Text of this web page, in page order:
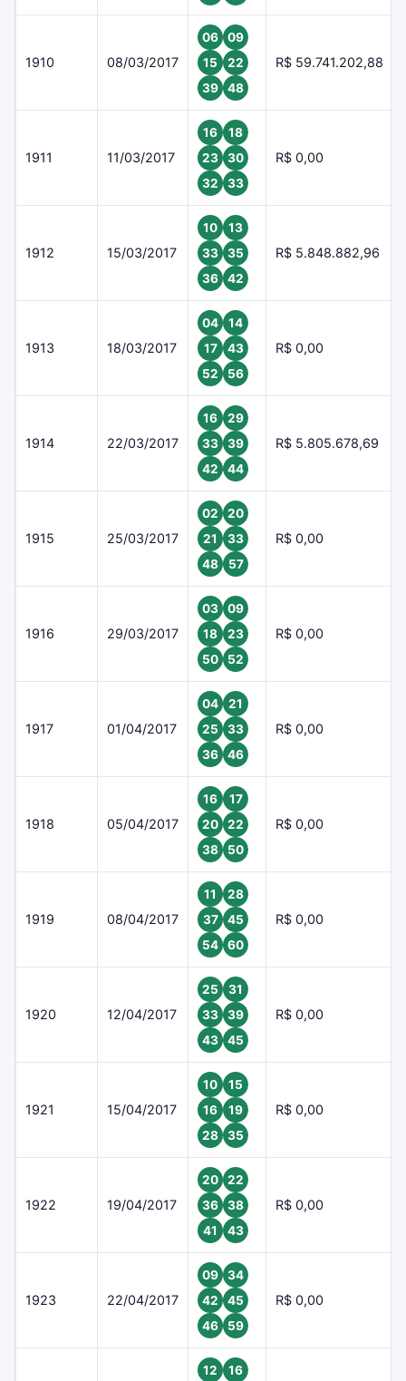
1910 08/03/2017
06
09
15
22
39
48
R$ 59.741.202,88
1911 11/03/2017
16
18
23
30
32
33
R$ 0,00
1912 15/03/2017
10
13
33
35
36
42
R$ 5.848.882,96
1913 18/03/2017
04
14
17
43
52
56
R$ 0,00
1914 22/03/2017
16
29
33
39
42
44
R$ 5.805.678,69
1915 25/03/2017
02
20
21
33
48
57
R$ 0,00
1916 29/03/2017
03
09
18
23
50
52
R$ 0,00
1917 01/04/2017
04
21
25
33
36
46
R$ 0,00
1918 05/04/2017
16
17
20
22
38
50
R$ 0,00
1919 08/04/2017
11
28
37
45
54
60
R$ 0,00
1920 12/04/2017
25
31
33
39
43
45
R$ 0,00
1921 15/04/2017
10
15
16
19
28
35
R$ 0,00
1922 19/04/2017
20
22
36
38
41
43
R$ 0,00
1923 22/04/2017
09
34
42
45
46
59
R$ 0,00
12
16